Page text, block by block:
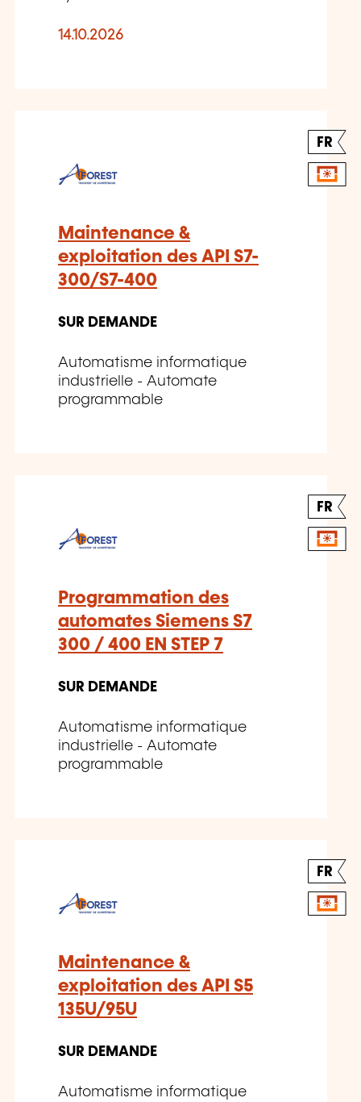
14.10.2026
FR
Maintenance &
exploitation des API S7-
300/S7-400
SUR DEMANDE
Automatisme informatique
industrielle - Automate
programmable
FR
Programmation des
automates Siemens S7
300 / 400 EN STEP 7
SUR DEMANDE
Automatisme informatique
industrielle - Automate
programmable
FR
Maintenance &
exploitation des API S5
135U/95U
SUR DEMANDE
Automatisme informatique